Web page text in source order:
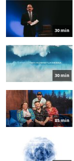
30 min
30 min
85 min